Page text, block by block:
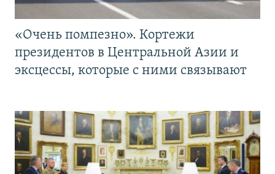
«Очень помпезно». Кортежи
президентов в Центральной Азии и
эксцессы, которые с ними связывают